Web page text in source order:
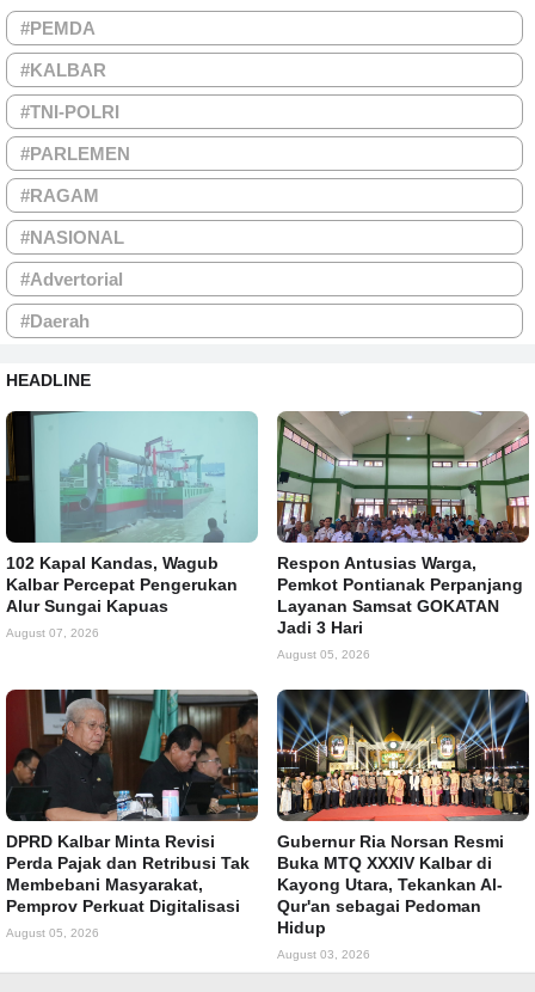
#PEMDA
#KALBAR
#TNI-POLRI
#PARLEMEN
#RAGAM
#NASIONAL
#Advertorial
#Daerah
HEADLINE
102 Kapal Kandas, Wagub
Kalbar Percepat Pengerukan
Alur Sungai Kapuas
August 07, 2026
Respon Antusias Warga,
Pemkot Pontianak Perpanjang
Layanan Samsat GOKATAN
Jadi 3 Hari
August 05, 2026
DPRD Kalbar Minta Revisi
Perda Pajak dan Retribusi Tak
Membebani Masyarakat,
Pemprov Perkuat Digitalisasi
August 05, 2026
Gubernur Ria Norsan Resmi
Buka MTQ XXXIV Kalbar di
Kayong Utara, Tekankan Al-
Qur'an sebagai Pedoman
Hidup
August 03, 2026